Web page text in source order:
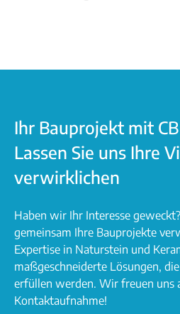
Ihr Bauprojekt mit
Lassen Sie uns Ihre
verwirklichen
Haben wir Ihr Interesse
gemeinsam Ihre Bauprojekte
Expertise in Naturstein und
maßgeschneiderte Lösungen,
erfüllen werden. Wir freuen uns
Kontaktaufnahme!